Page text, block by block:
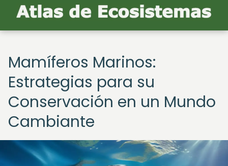
Mamíferos Marinos:
Estrategias para su
Conservación en un Mundo
Cambiante